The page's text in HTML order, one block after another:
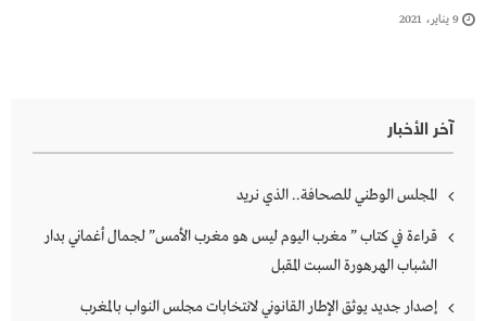
9 يناير، 2021
آخر الأخبار
المجلس الوطني للصحافة.. الذي نريد
قراءة في كتاب ” مغرب اليوم ليس هو مغرب الأمس” لجمال أغماني بدار
الشباب الهرهورة السبت المقبل
إصدار جديد يوثق الإطار القانوني لانتخابات مجلس النواب بالمغرب